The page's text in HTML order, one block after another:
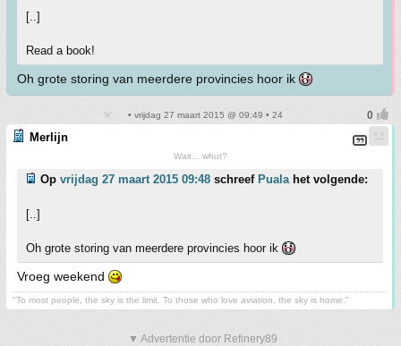
[..]
Read a book!
Oh grote storing van meerdere provincies hoor ik
• vrijdag 27 maart 2015 @ 09:49 • 24
Merlijn
Wait... whut?
Op vrijdag 27 maart 2015 09:48 schreef Pualahet volgende:
[..]
Oh grote storing van meerdere provincies hoor ik
Vroeg weekend
"To most people, the sky is the limit. To those who love aviation, the sky is home."
▼ Advertentie door Refinery89